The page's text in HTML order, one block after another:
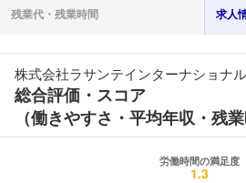
残業代・ 残業時間 求人
株式会社ラサンテインターナショナル
総合評価・スコア
（働きやすさ・平均年収・残業